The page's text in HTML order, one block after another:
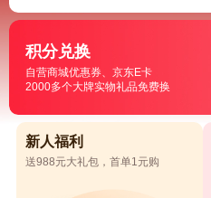
积分兑换
自营商城优惠券、京东E卡
2000多个大牌实物礼品免费换
新人福利
送988元大礼包，首单1元购